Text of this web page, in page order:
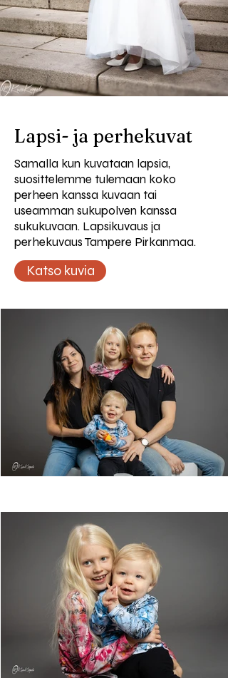
Lapsi- ja perhekuvat
Samalla kun kuvataan lapsia,
suosittelemme tulemaan koko
perheen kanssa kuvaan tai
useamman sukupolven kanssa
sukukuvaan. Lapsikuvaus ja
perhekuvaus Tampere Pirkanmaa.
Katso kuvia